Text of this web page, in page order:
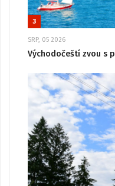
3
SRP, 05 2026
Východočeští zvou s